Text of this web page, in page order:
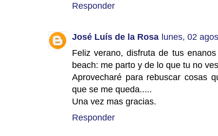
Responder
José Luís de la Rosa lunes, 02
Feliz verano, disfruta de tus
beach: me parto y de lo que tu no
Aprovecharé para rebuscar cosas
que se me queda.....
Una vez mas gracias.
Responder